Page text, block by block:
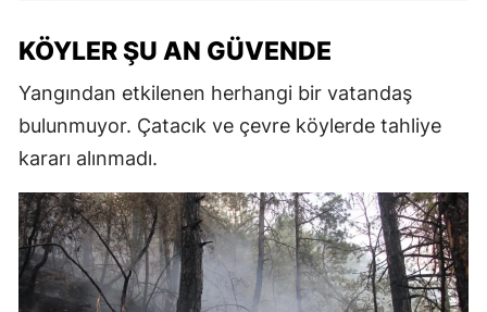
KÖYLER ŞU AN GÜVENDE
Yangından etkilenen herhangi bir vatandaş
bulunmuyor. Çatacık ve çevre köylerde tahliye
kararı alınmadı.